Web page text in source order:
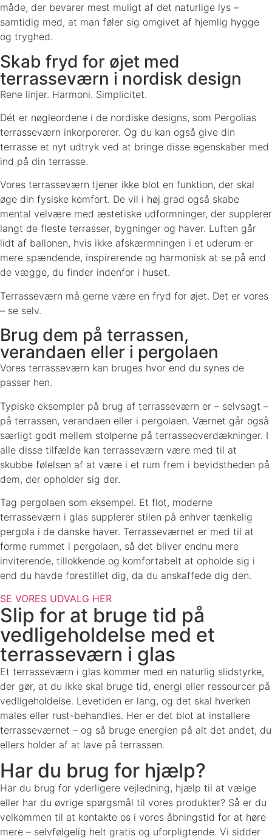
måde, der bevarer mest muligt af det naturlige lys –
samtidig med, at man føler sig omgivet af hjemlig hygge
og tryghed.
Skab fryd for øjet med
terrasseværn i nordisk design
Rene linjer. Harmoni. Simplicitet.
Dét er nøgleordene i de nordiske designs, som Pergolias
terrasseværn inkorporerer. Og du kan også give din
terrasse et nyt udtryk ved at bringe disse egenskaber med
ind på din terrasse.
Vores terrasseværn tjener ikke blot en funktion, der skal
øge din fysiske komfort. De vil i høj grad også skabe
mental velvære med æstetiske udformninger, der supplerer
langt de fleste terrasser, bygninger og haver. Luften går
lidt af ballonen, hvis ikke afskærmningen i et uderum er
mere spændende, inspirerende og harmonisk at se på end
de vægge, du finder indenfor i huset.
Terrasseværn må gerne være en fryd for øjet. Det er vores
– se selv.
Brug dem på terrassen,
verandaen eller i pergolaen
Vores terrasseværn kan bruges hvor end du synes de
passer hen.
Typiske eksempler på brug af terrasseværn er – selvsagt –
på terrassen, verandaen eller i pergolaen. Værnet går også
særligt godt mellem stolperne på terrasseoverdækninger. I
alle disse tilfælde kan terrasseværn være med til at
skubbe følelsen af at være i et rum frem i bevidstheden på
dem, der opholder sig der.
Tag pergolaen som eksempel. Et flot, moderne
terrasseværn i glas supplerer stilen på enhver tænkelig
pergola i de danske haver. Terrasseværnet er med til at
forme rummet i pergolaen, så det bliver endnu mere
inviterende, tillokkende og komfortabelt at opholde sig i
end du havde forestillet dig, da du anskaffede dig den.
SE VORES UDVALG HER
Slip for at bruge tid på
vedligeholdelse med et
terrasseværn i glas
Et terrasseværn i glas kommer med en naturlig slidstyrke,
der gør, at du ikke skal bruge tid, energi eller ressourcer på
vedligeholdelse. Levetiden er lang, og det skal hverken
males eller rust-behandles. Her er det blot at installere
terrasseværnet – og så bruge energien på alt det andet, du
ellers holder af at lave på terrassen.
Har du brug for hjælp?
Har du brug for yderligere vejledning, hjælp til at vælge
eller har du øvrige spørgsmål til vores produkter? Så er du
velkommen til at kontakte os i vores åbningstid for at høre
mere – selvfølgelig helt gratis og uforpligtende. Vi sidder